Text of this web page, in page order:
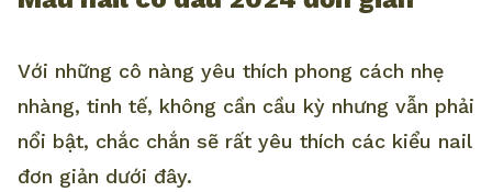
Với những cô nàng yêu thích phong cách nhẹ
nhàng, tinh tế, không cần cầu kỳ nhưng vẫn phải
nổi bật, chắc chắn sẽ rất yêu thích các kiểu nail
đơn giản dưới đây.